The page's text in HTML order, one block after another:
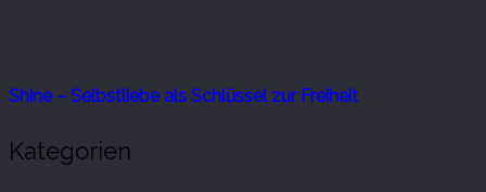
Shine – Selbstliebe als Schlüssel zur Freiheit
Kategorien